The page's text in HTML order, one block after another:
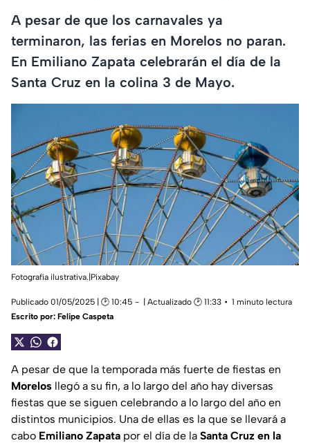
A pesar de que los carnavales ya
terminaron, las ferias en Morelos no paran.
En Emiliano Zapata celebrarán el día de la
Santa Cruz en la colina 3 de Mayo.
Fotografía ilustrativa.|Pixabay
Publicado 01/05/2025 | 🕑 10:45 | Actualizado 🕑 11:33
1 minuto lectura
Escrito por: Felipe Caspeta
A pesar de que la temporada más fuerte de fiestas en
Morelos llegó a su fin, a lo largo del año hay diversas
fiestas que se siguen celebrando a lo largo del año en
distintos municipios. Una de ellas es la que se llevará a
cabo Emiliano Zapata por el día de la Santa Cruz en la